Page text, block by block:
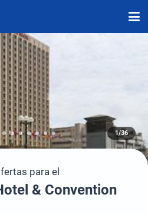
1/36
para el
& Convention